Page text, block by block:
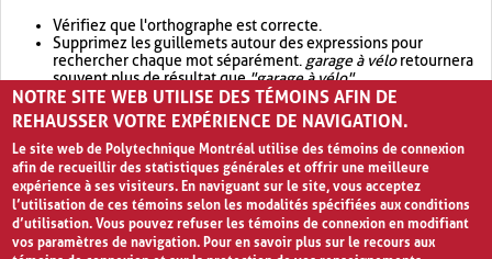
Vérifiez que l'orthographe est correcte.
Supprimez les guillemets autour des expressions pour
rechercher chaque mot séparément. garage à véloretournera
souvent plus de résultat que"garage à vélo".
Envisagez d'élargir votre recherche avec OR.garage OR vélo
retournera souvent plus de résultat quegarage à vélo
NOTRE SITE WEB UTILISE DES TÉMOINS AFIN DE
REHAUSSER VOTRE EXPÉRIENCE DE NAVIGATION.
Le site web de Polytechnique Montréal utilise des témoins de connexion
afin de recueillir des statistiques générales et offrir une meilleure
expérience à ses visiteurs. En naviguant sur le site, vous acceptez
l’utilisation de ces témoins selon les modalités spécifiées aux conditions
d’utilisation. Vous pouvez refuser les témoins de connexion en modifiant
vos paramètres de navigation. Pour en savoir plus sur le recours aux